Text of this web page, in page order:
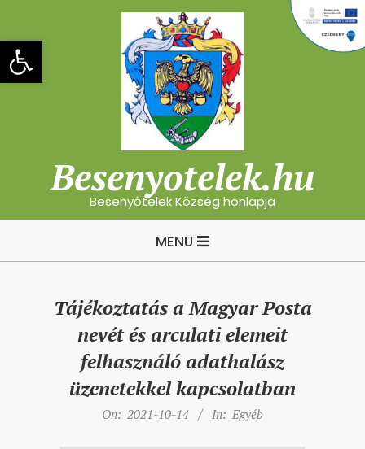
Eszköztár megnyitása
content
Besenyotelek.hu
Besenyőtelek Község honlapja
MENU
Tájékoztatás a Magyar Posta
nevét és arculati elemeit
felhasználó adathalász
üzenetekkel kapcsolatban
On: 2021-10-14 In: Egyéb